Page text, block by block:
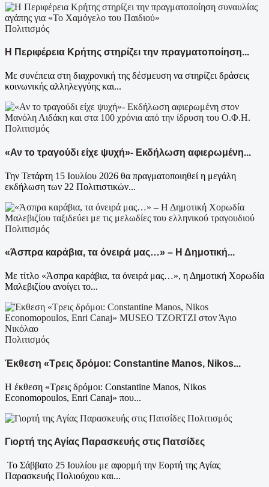
Πολιτισμός
Η Περιφέρεια Κρήτης στηρίζει την πραγματοποίηση...
Με συνέπεια στη διαχρονική της δέσμευση να στηρίζει δράσεις
κοινωνικής αλληλεγγύης και...
Πολιτισμός
«Αν το τραγούδι είχε ψυχή»- Εκδήλωση αφιερωμένη...
Την Τετάρτη 15 Ιουλίου 2026 θα πραγματοποιηθεί η μεγάλη
εκδήλωση των 22 Πολιτιστικών...
Πολιτισμός
«Άσπρα καράβια, τα όνειρά μας…» – Η Δημοτική...
Με τίτλο «Άσπρα καράβια, τα όνειρά μας…», η Δημοτική Χορωδία
Μαλεβιζίου ανοίγει το...
Πολιτισμός
Έκθεση «Τρεις δρόμοι: Constantine Manos, Nikos...
Η έκθεση «Τρεις δρόμοι: Constantine Manos, Nikos
Economopoulos, Enri Canaj» που...
Πολιτισμός
Γιορτή της Αγίας Παρασκευής στις Πατσίδες
Το Σάββατο 25 Ιουλίου με αφορμή την Εορτή της Αγίας
Παρασκευής Πολιούχου και...